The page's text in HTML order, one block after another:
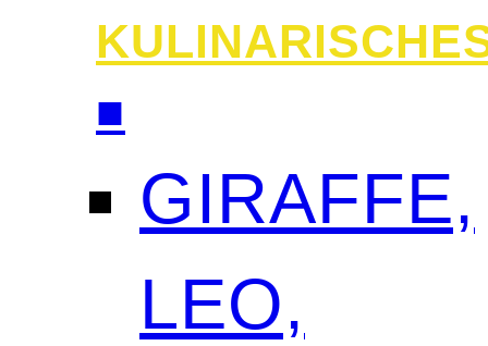
■
GIRAFFE,
LEO,